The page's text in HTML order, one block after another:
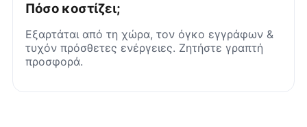
Πόσο κοστίζει;
Εξαρτάται από τη χώρα, τον όγκο εγγράφων &
τυχόν πρόσθετες ενέργειες. Ζητήστε γραπτή
προσφορά.